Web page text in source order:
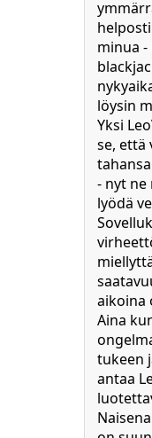
minua -
löysin
Yksi
se, että
- nyt
lyödä
aikoina
Aina
tukeen
antaa